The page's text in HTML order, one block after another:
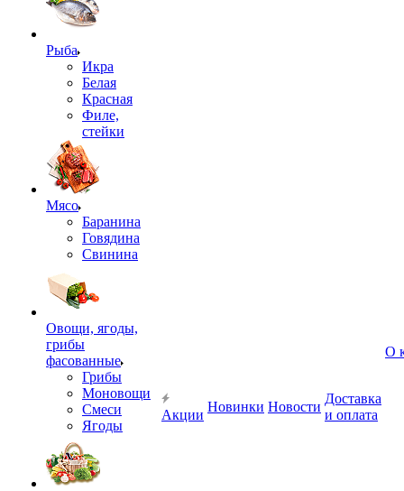
Рыба
Икра
Белая
Красная
Филе,
стейки
Мясо
Баранина
Говядина
Свинина
Овощи, ягоды,
грибы
фасованные
Грибы
Моновощи
Смеси
Ягоды
Акции
Новинки Новости
Доставка
и оплата
О